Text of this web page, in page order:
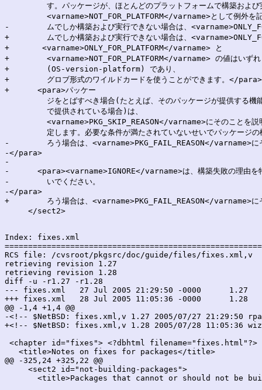
す。パッケージが、ほとんどのプラットフォームで構築および
<varname>NOT_FOR_PLATFORM</varname>として例外を記述
-        ムでしか構築および実行できない場合は、
+        ムでしか構築および実行できない場合は、
+	<varname>ONLY_FOR_PLATFORM</varname> と
+        <varname>NOT_FOR_PLATFORM</varname> の値はいず
+        (OS-version-platform) であり、
+        グロブ形式のワイルドカードを使うことができます。</para>
+      <para>パッケー
ジをとばすべき場合(たとえば、そのパッケージが提供する機
         で提供されている場合)は、
<varname>PKG_SKIP_REASON</varname>にそのことを説明
定します。必要な条件が満たされていないせいでパッケージの
-        ろう場合は、<varname>PKG_FAIL_REASON</varname>にそ
-</para>
-
-      <para><varname>IGNORE</varname>は、構築失敗の理由を特
-        いでください。
-</para>
+        ろう場合は、<varname>PKG_FAIL_REASON</varname>に
     </sect2>
Index: fixes.xml
RCS file: /cvsroot/pkgsrc/doc/guide/files/fixes.xml,v
retrieving revision 1.27
retrieving revision 1.28
diff -u -r1.27 -r1.28
--- fixes.xml	27 Jul 2005 21:29:50 -0000	1.27
+++ fixes.xml	28 Jul 2005 11:05:36 -0000	1.28
@@ -1,4 +1,4 @@
-<!-- $NetBSD: fixes.xml,v 1.27 2005/07/27 21:29:50
+<!-- $NetBSD: fixes.xml,v 1.28 2005/07/28 11:05:36
<chapter id="fixes"> <?dbhtml filename="fixes.html"?>
   <title>Notes on fixes for packages</title>
@@ -325,24 +325,22 @@
     <sect2 id="not-building-packages">
<title>Packages that cannot or should not be